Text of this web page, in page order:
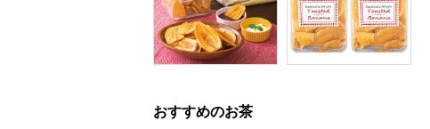
おすすめのお茶